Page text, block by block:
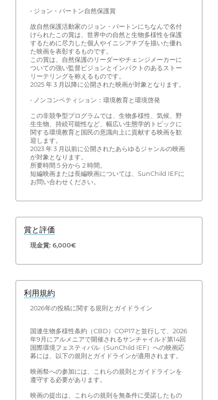
• ジョン・バートン自然保護賞
故自然保護活動家のジョン・バートンにちなんで名付
けられたこの賞は、世界中の自然と生物多様性を保護
するために尽力した個人やイニシアチブを描いた優れ
た映画を表彰するものです。
この賞は、自然保護のリーダーやチェンジメーカーに
ついての強い監督ビジョンとインパクトのあるストー
リーテリングを称えるものです。
2025 年 3 月以降に公開された映画が対象となります。
• ノンコンペティション：環境教育と環境啓発
この非競争型プログラムでは、生物多様性、気候、野
生生物、持続可能性など、幅広い生態学的トピックに
関する環境教育と国民の意識向上に貢献する映画を歓
迎します。
2023 年 3 月以前に公開されたあらゆるジャンルの映画
が対象となります。
所要時間:5 分から 2 時間。
短編映画または長編映画については、SunChild IEFに
お問い合わせください。
賞と評価
現金賞: 6,000€
利用規約
2026年の投稿に関する規則とガイドライン
国連生物多様性条約（CBD）COP17と並行して、2026
年9月にアルメニアで開催されるサンチャイルド第14回
国際環境フェスティバル（SunChild IEF）への映画応
募には、以下の規則とガイドラインが適用されます。
映画祭への参加には、これらの規則とガイドラインを
遵守する必要があります。
映画の提出は、これらの規則を無条件に受諾したもの